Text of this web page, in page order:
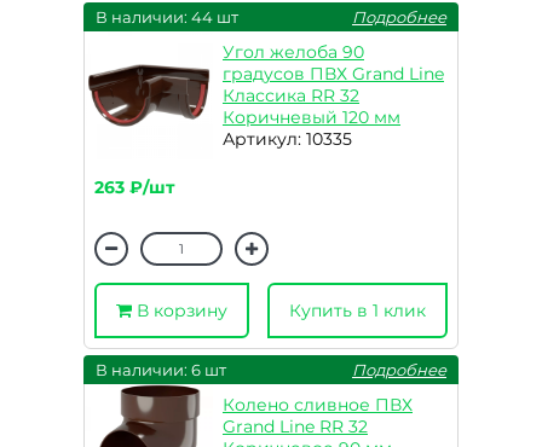
В наличии: 44 шт Подробнее
Угол желоба 90
градусов ПВХ Grand Line
Классика RR 32
Коричневый 120 мм
Артикул: 10335
263 ₽/шт
В корзину Купить в 1 клик
В наличии: 6 шт Подробнее
Колено сливное ПВХ
Grand Line RR 32